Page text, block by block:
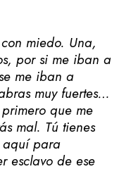
miedo. Una,
por si me iban a
me iban a
muy fuertes…
que me
mal. Tú tienes
aquí para
esclavo de ese